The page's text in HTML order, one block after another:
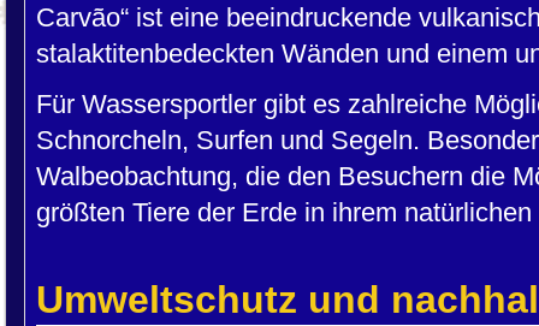
Carvão“ ist eine beeindruckende
stalaktitenbedeckten Wänden und einem
Für Wassersportler gibt es zahlreiche
Schnorcheln, Surfen und Segeln.
Walbeobachtung, die den Besuchern die
größten Tiere der Erde in ihrem
Umweltschutz und